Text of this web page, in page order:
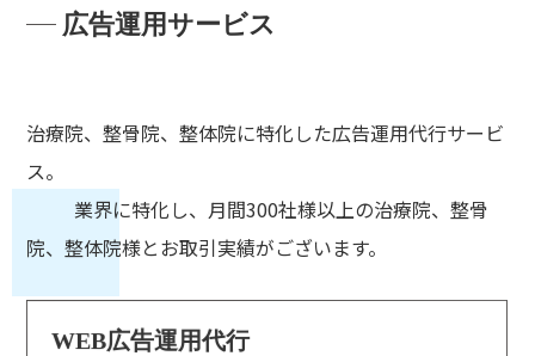
広告運用サービス
治療院、整骨院、整体院に特化した広告運用代行サービ
ス。
業界に特化し、月間300社様以上の治療院、整骨
院、整体院様とお取引実績がございます。
WEB広告運用代行